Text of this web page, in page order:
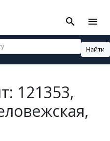
search menu
Найти
121353,